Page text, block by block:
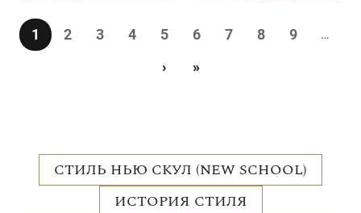
Нумерация страниц
Страница
1 Страница
2 Страница
3 Страница
4 Страница
5 Страница
6 Страница
7 Страница
8 Страница
9 …
Следующая страница
› Последняя страница
»
СТИЛЬ НЬЮ СКУЛ (NEW SCHOOL)
ИСТОРИЯ СТИЛЯ